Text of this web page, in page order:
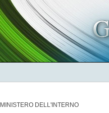
MINISTERO DELL'INTERNO